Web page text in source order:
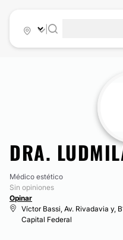
DRA.
Médico estético
Sin opiniones
Opinar
Víctor Bassi, Av. Rivadavia y,
Capital Federal